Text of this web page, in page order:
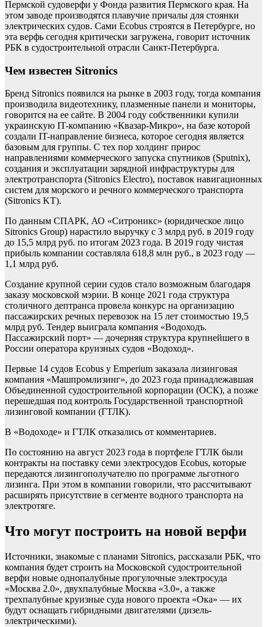
Пермской судоверфи у Фонда развития Пермского края. На
этом заводе производятся плавучие причалы для стоянки
электрических судов. Сами Ecobus строятся в Петербурге, но
эта верфь сегодня критически загружена, говорит источник
РБК в судостроительной отрасли Санкт-Петербурга.
Чем известен Sitronics
Бренд Sitronics появился на рынке в 2003 году, тогда компания
производила видеотехнику, плазменные панели и мониторы,
говорится на ее сайте. В 2004 году собственники купили
украинскую IT-компанию «Квазар-Микро», на базе которой
создали IT-направление бизнеса, которое сегодня является
базовым для группы. С тех пор холдинг прирос
направлениями коммерческого запуска спутников (Sputnix),
создания и эксплуатации зарядной инфраструктуры для
электротранспорта (Sitronics Electro), поставок навигационных
систем для морского и речного коммерческого транспорта
(Sitronics KT).
По данным СПАРК, АО «Ситроникс» (юридическое лицо
Sitronics Group) нарастило выручку с 3 млрд руб. в 2019 году
до 15,5 млрд руб. по итогам 2023 года. В 2019 году чистая
прибыль компании составляла 618,8 млн руб., в 2023 году —
1,1 млрд руб.
Создание крупной серии судов стало возможным благодаря
заказу московской мэрии. В конце 2021 года структура
столичного дептранса провела конкурс на организацию
пассажирских речных перевозок на 15 лет стоимостью 19,5
млрд руб. Тендер выиграла компания «Водоходъ.
Пассажирский порт» — дочерняя структура крупнейшего в
России оператора круизных судов «Водоход».
Первые 14 судов Ecobus у Emperium заказала лизинговая
компания «Машпромлизинг», до 2023 года принадлежавшая
Объединенной судостроительной корпорации (ОСК), а позже
перешедшая под контроль Государственной транспортной
лизинговой компании (ГТЛК).
В «Водоходе» и ГТЛК отказались от комментариев.
По состоянию на август 2023 года в портфеле ГТЛК были
контракты на поставку семи электросудов Ecobus, которые
передаются лизингополучателю по программе льготного
лизинга. При этом в компании говорили, что рассчитывают
расширять присутствие в сегменте водного транспорта на
электротяге.
Что могут построить на новой верфи
Источники, знакомые с планами Sitronics, рассказали РБК, что
компания будет строить на Московской судостроительной
верфи новые однопалубные прогулочные электросуда
«Москва 2.0», двухпалубные Москва «3.0», а также
трехпалубные круизные суда нового проекта «Ока» — их
будут оснащать гибридными двигателями (дизель-
электрическими).